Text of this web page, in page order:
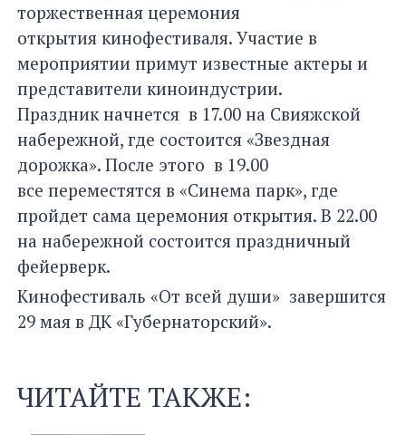
торжественная церемония
открытия кинофестиваля. Участие в
мероприятии примут известные актеры и
представители киноиндустрии.
Праздник начнется в 17.00 на Свияжской
набережной, где состоится «Звездная
дорожка». После этого в 19.00
все переместятся в «Синема парк», где
пройдет сама церемония открытия. В 22.00
на набережной состоится праздничный
фейерверк.
Кинофестиваль «От всей души» завершится
29 мая в ДК «Губернаторский».
ЧИТАЙТЕ ТАКЖЕ: